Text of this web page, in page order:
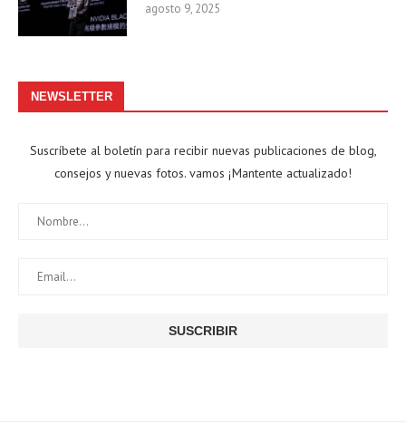
agosto 9, 2025
NEWSLETTER
Suscríbete al boletín para recibir nuevas publicaciones de blog,
consejos y nuevas fotos. vamos ¡Mantente actualizado!